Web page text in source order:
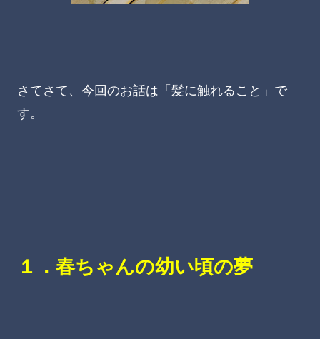
さてさて、今回のお話は「髪に触れること」で
す。
１．春ちゃんの幼い頃の夢